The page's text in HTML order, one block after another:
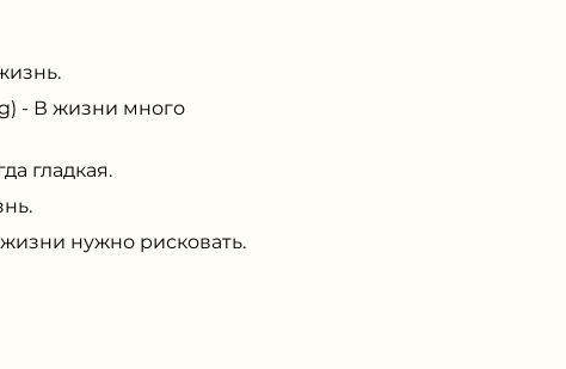
- В жизни много
гладкая.
нужно рисковать.